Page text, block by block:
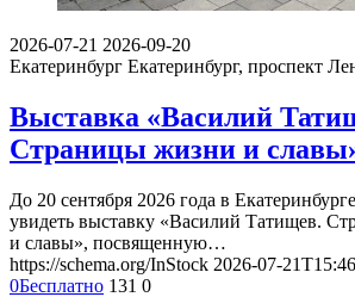
2026-07-21 2026-09-20
Екатеринбург Екатеринбург, проспект
Выставка «Василий
Страницы жизни и
До 20 сентября 2026 года в
увидеть выставку «Василий Татищев.
и славы», посвященную…
https://schema.org/InStock 2026-07-
0Бесплатно 131 0